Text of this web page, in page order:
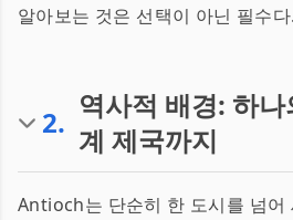
알아보는 것은 선택이 아닌 필수다.
2. 역사적 배경: 하
계 제국까지
Antioch는 단순히 한 도시를 넘어